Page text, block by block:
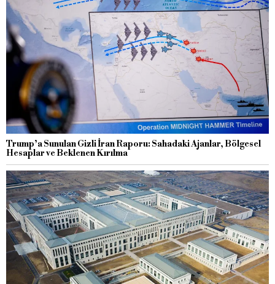
Trump’a Sunulan Gizli İran Raporu: Sahadaki Ajanlar, Bölgesel
Hesaplar ve Beklenen Kırılma